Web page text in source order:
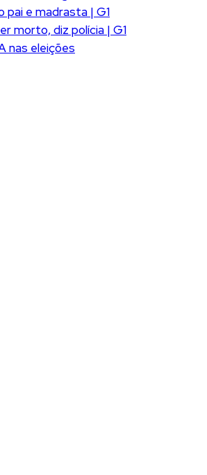
pai e madrasta | G1
morto, diz polícia | G1
nas eleições